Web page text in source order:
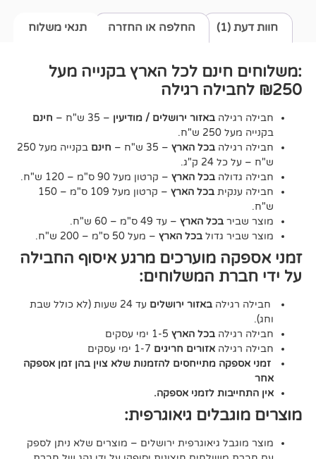
תנאי משלוח החלפה או החזרה
לכל הארץ בקנייה מעל
באזור ירושלים / מודיעין– 35 ש"ח –
חינם
בכל הארץ– 35 ש"ח – חינם
בקנייה מעל 250
בכל הארץ – קרטון מעל 90 ס"מ – 120 ש"ח.
בכל הארץ – קרטון מעל 109 ס"מ – 150
בכל הארץ– עד 49 ס"מ – 60 ש"ח.
גדול
בכל הארץ– מעל 50 ס"מ – 200 ש"ח.
מוערכים מרגע איסוף החבילה
המשלוחים:
באזור ירושלים עד 24 שעות (לא כולל שבת
בכל הארץ1-5 ימי עסקים
אזורים חריגים1-7 ימי עסקים
מתייחסים להזמנות שלא צוין בהן זמן אספקה
לזמני אספקה.
גיאוגרפית:
גיאוגרפית ירושלים – מוצרים שלא ניתן לספק